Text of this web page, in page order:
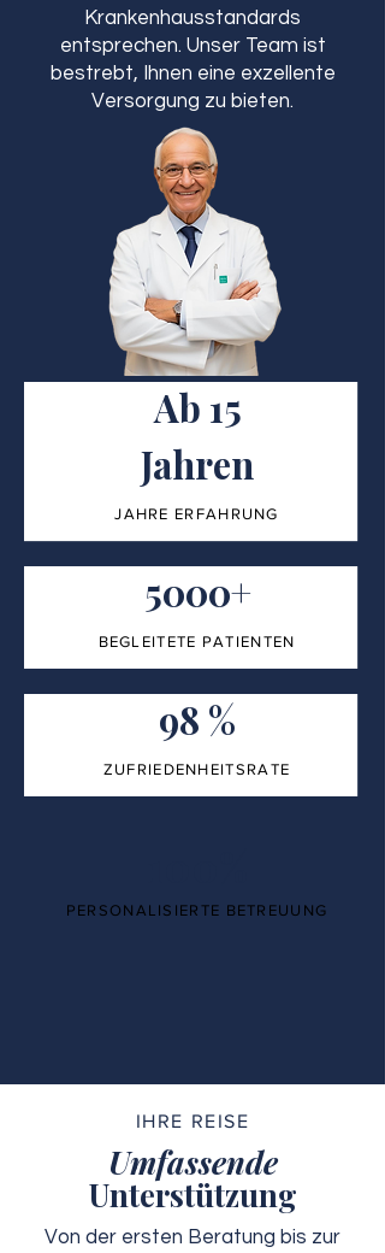
Krankenhausstandards
entsprechen. Unser Team ist
bestrebt, Ihnen eine exzellente
Versorgung zu bieten.
Ab 15
Jahren
JAHRE ERFAHRUNG
5000+
BEGLEITETE PATIENTEN
98 %
ZUFRIEDENHEITSRATE
PERSONALISIERTE BETREUUNG
IHRE REISE
Umfassende
Unterstützung
Von der ersten Beratung bis zur